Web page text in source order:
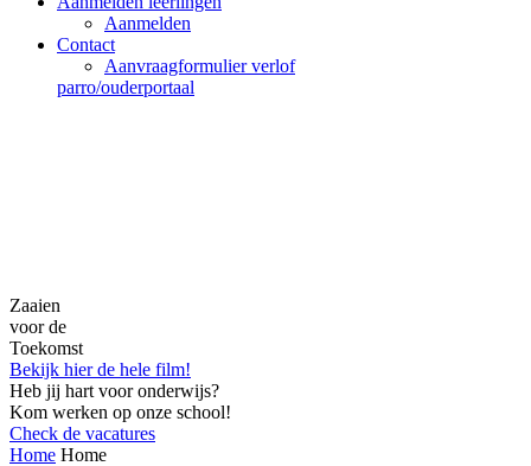
Aanmelden
Contact
Aanvraagformulier verlof
parro/ouderportaal
Zaaien
voor de
Toekomst
Bekijk hier de hele film!
Heb jij hart voor onderwijs?
Kom werken op onze school!
Check de vacatures
Home Home